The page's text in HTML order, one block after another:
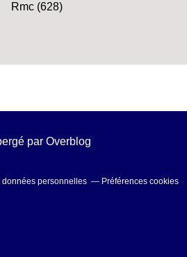
Rmc (628)
par Overblog
données personnelles Préférences cookies